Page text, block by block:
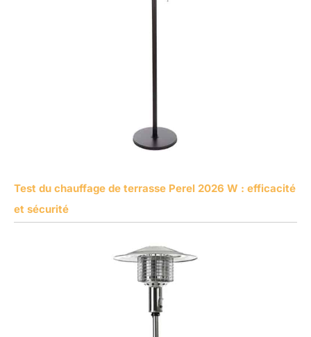
Test du chauffage de terrasse Perel 2026 W : efficacité
et sécurité